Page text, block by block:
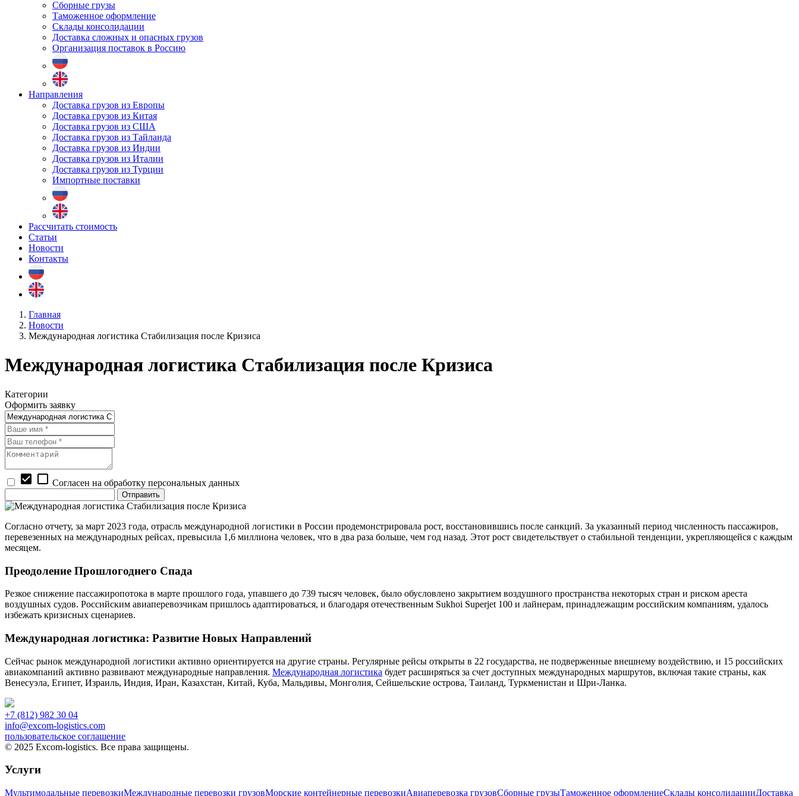
Сборные грузы
Таможенное оформление
Склады консолидации
Доставка сложных и опасных грузов
Организация поставок в Россию
Направления
Доставка грузов из Европы
Доставка грузов из Китая
Доставка грузов из США
Доставка грузов из Тайланда
Доставка грузов из Индии
Доставка грузов из Италии
Доставка грузов из Турции
Импортные поставки
Рассчитать стоимость
Статьи
Новости
Контакты
Главная
Новости
Международная логистика Стабилизация после Кризиса
Международная логистика Стабилизация после Кризиса
Категории
Оформить заявку
check_box check_box_outline_blank Согласен на обработку персональных данных
Согласно отчету, за март 2023 года, отрасль международной логистики в России продемонстрировала рост, восстановившись после санкций. За указанный период численность пассажиров,
перевезенных на международных рейсах, превысила 1,6 миллиона человек, что в два раза больше, чем год назад. Этот рост свидетельствует о стабильной тенденции, укрепляющейся с каждым
месяцем.
Преодоление Прошлогоднего Спада
Резкое снижение пассажиропотока в марте прошлого года, упавшего до 739 тысяч человек, было обусловлено закрытием воздушного пространства некоторых стран и риском ареста
воздушных судов. Российским авиаперевозчикам пришлось адаптироваться, и благодаря отечественным Sukhoi Superjet 100 и лайнерам, принадлежащим российским компаниям, удалось
избежать кризисных сценариев.
Международная логистика: Развитие Новых Направлений
Сейчас рынок международной логистики активно ориентируется на другие страны. Регулярные рейсы открыты в 22 государства, не подверженные внешнему воздействию, и 15 российских
авиакомпаний активно развивают международные направления. Международная логистика будет расширяться за счет доступных международных маршрутов, включая такие страны, как
Венесуэла, Египет, Израиль, Индия, Иран, Казахстан, Китай, Куба, Мальдивы, Монголия, Сейшельские острова, Таиланд, Туркменистан и Шри-Ланка.
+7 (812) 982 30 04
info@excom-logistics.com
пользовательское соглашение
© 2025 Excom-logistics. Все права защищены.
Услуги
Мультимодальные перевозкиМеждународные перевозки грузовМорские контейнерные перевозкиАвиаперевозка грузовСборные грузыТаможенное оформлениеСклады консолидацииДоставка